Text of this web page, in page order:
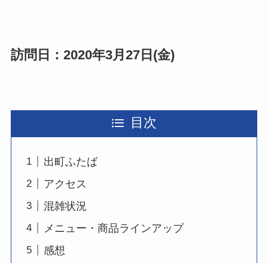
訪問日：2020年3月27日(金)
目次
出町ふたば
アクセス
混雑状況
メニュー・商品ラインアップ
感想